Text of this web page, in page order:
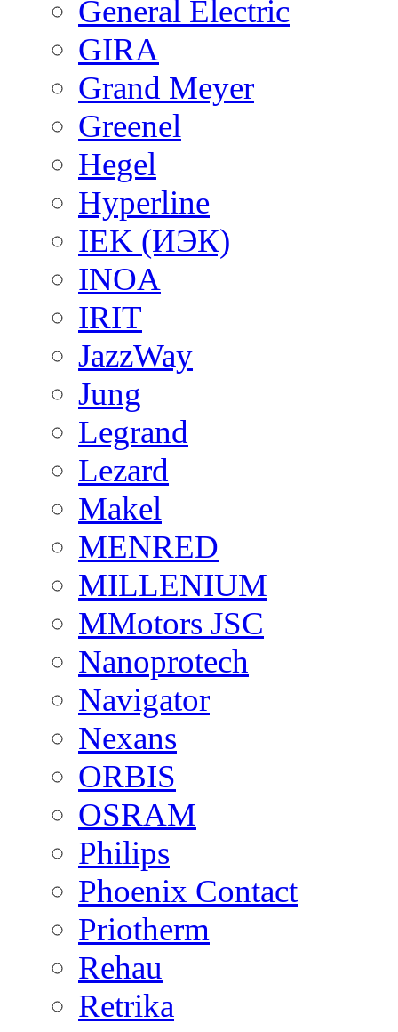
General Electric
GIRA
Grand Meyer
Greenel
Hegel
Hyperline
IEK (ИЭК)
INOA
IRIT
JazzWay
Jung
Legrand
Lezard
Makel
MENRED
MILLENIUM
MMotors JSC
Nanoprotech
Navigator
Nexans
ORBIS
OSRAM
Philips
Phoenix Contact
Priotherm
Rehau
Retrika